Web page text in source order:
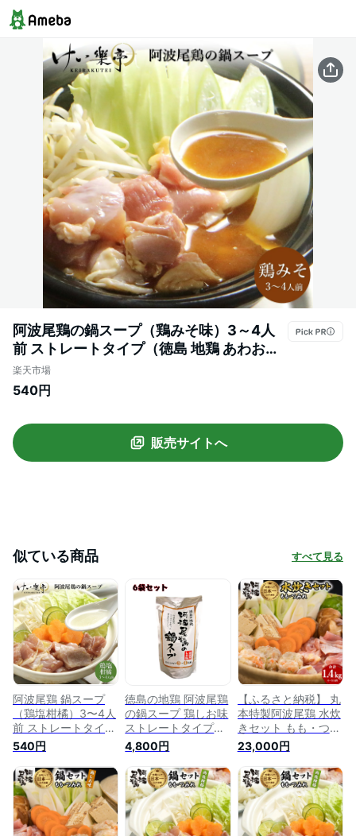
阿波尾鶏の鍋スープ（鶏みそ味）3～4人
前 ストレートタイプ（徳島 地鶏 あわおど
り 鶏肉 鶏ガラ 鶏みそ鍋 鍋 レトルト 冬 鍋
）
楽天市場
540円
販売サイトへ
似ている商品 すべて見る
阿波尾鶏 鍋スープ
（鶏塩柑橘）3〜4人
前 ストレートタイプ
（徳島 地鶏 あわお
どり 鶏肉 鶏ガラ 鶏
鍋 鍋 レトルト 冬 鍋
ゆず 柚子 すだち 酢
橘 ）
540円
徳島の地鶏 阿波尾鶏
の鍋スープ 鶏しお味
ストレートタイプ
750g 3～4人前 6袋
セット
4,800円
【ふるさと納税】 丸
本特製阿波尾鶏 水炊
きセット もも・つみ
れ 合計1.4kgセット
（4-5人前） 鍋 鶏肉
水炊きセット 阿波尾
鶏 もも つみれ 合計
1.4kg 冷凍 徳島 地鶏
あわおどり 鍋セット
水炊き お鍋 おなべ
23,000円